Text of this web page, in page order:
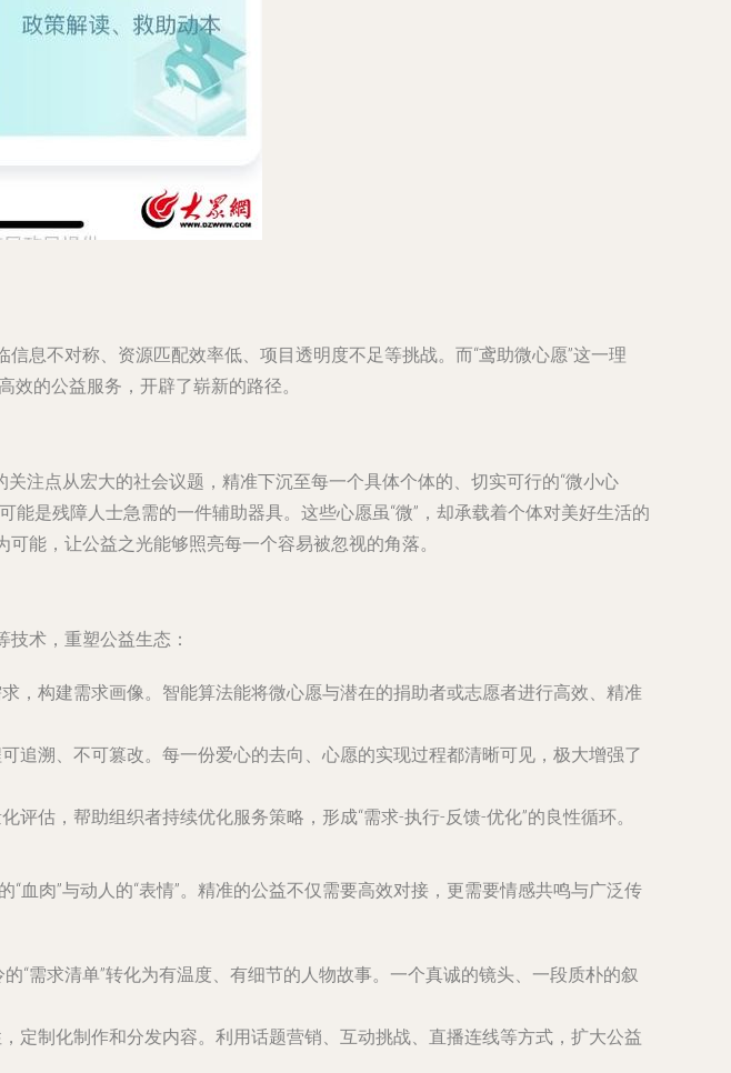
息不对称、资源匹配效率低、项目透明度不足等挑战。而“鸢助微心愿”这一理
效的公益服务，开辟了崭新的路径。
关注点从宏大的社会议题，精准下沉至每一个具体个体的、切实可行的“微小心
是残障人士急需的一件辅助器具。这些心愿虽“微”，却承载着个体对美好生活的
能，让公益之光能够照亮每一个容易被忽视的角落。
术，重塑公益生态：
，构建需求画像。智能算法能将微心愿与潜在的捐助者或志愿者进行高效、精准
追溯、不可篡改。每一份爱心的去向、心愿的实现过程都清晰可见，极大增强了
估，帮助组织者持续优化服务策略，形成“需求-执行-反馈-优化”的良性循环。
“血肉”与动人的“表情”。精准的公益不仅需要高效对接，更需要情感共鸣与广泛传
“需求清单”转化为有温度、有细节的人物故事。一个真诚的镜头、一段质朴的叙
定制化制作和分发内容。利用话题营销、互动挑战、直播连线等方式，扩大公益